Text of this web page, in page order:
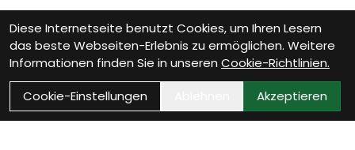
Diese Internetseite benutzt Cookies, um Ihren Lesern
das beste Webseiten-Erlebnis zu ermöglichen. Weitere
Informationen finden Sie in unseren Cookie-Richtlinien.
Cookie-Einstellungen
Akzeptieren